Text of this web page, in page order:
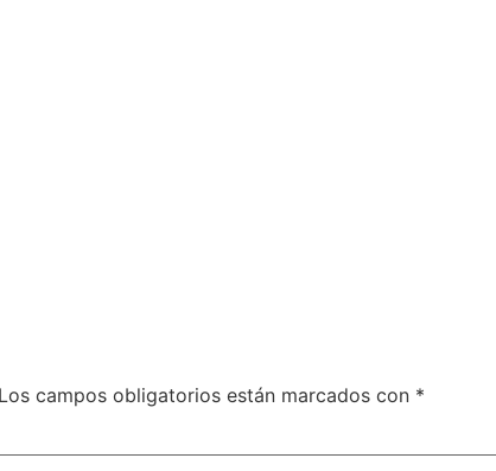
Los campos obligatorios están marcados con *